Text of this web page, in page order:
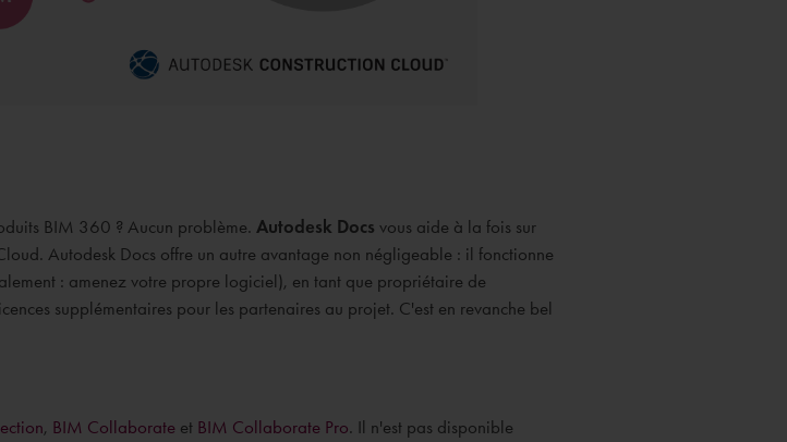
BIM 360 ? Aucun problème. Autodesk Docs vous aide à la fois sur
Autodesk Docs offre un autre avantage non négligeable : il fonctionne
: amenez votre propre logiciel), en tant que propriétaire de
supplémentaires pour les partenaires au projet. C'est en revanche bel
, BIM Collaborateet BIM Collaborate Pro. Il n'est pas disponible